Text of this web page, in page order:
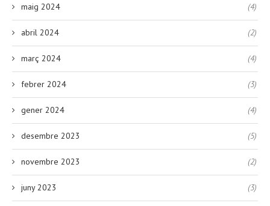
maig 2024 (4)
abril 2024 (2)
març 2024 (4)
febrer 2024 (3)
gener 2024 (4)
desembre 2023 (5)
novembre 2023 (2)
juny 2023 (3)